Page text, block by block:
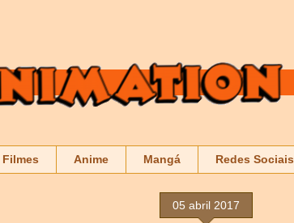
Filmes Anime Mangá Redes Sociais
05 abril 2017